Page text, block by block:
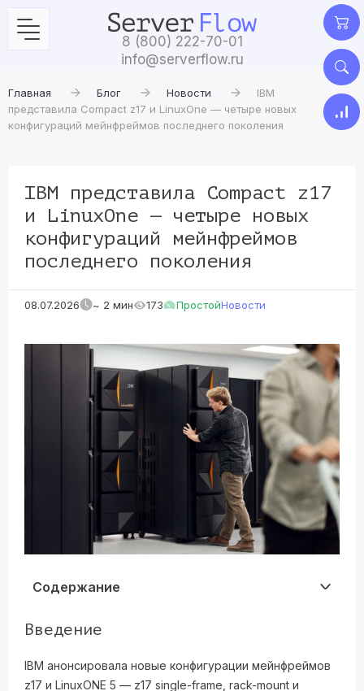
8 (800) 222-70-01
info@serverflow.ru
Главная Блог Новости
IBM
представила Compact z17 и LinuxOne — четыре новых
конфигураций мейнфреймов последнего поколения
IBM представила Compact z17
и LinuxOne — четыре новых
конфигураций мейнфреймов
последнего поколения
08.07.2026 ~ 2 мин 173 ПростойНовости
Содержание
Введение
IBM анонсировала новые конфигурации мейнфреймов
z17 и LinuxONE 5 — z17 single-frame, rack-mount и